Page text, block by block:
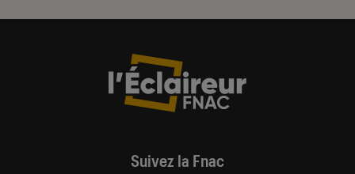
Suivez la Fnac